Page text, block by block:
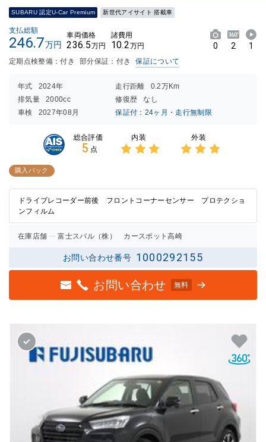
SUBARU 認定U-Car Premium 新世代アイサイト 搭載車
支払総額
246.7万円
車両価格
236.5万円
諸費用
10.2万円 0 2 1
定期点検整備：付き 部分保証：付き 保証について
年式 2024年 走行距離
0.2万Km
排気量
2000cc 修復歴
なし
車検
2027年08月 保証付：24ヶ月・走行無制限
総合評価
5 点
内装 外装
購入パック
ドライブレコーダー前後 フロントコーナーセンサー プロテクショ
ンフィルム
在庫店舗 富士スバル（株） カースポット高崎
お問い合わせ番号 1000292155
お問い合わせ 無料